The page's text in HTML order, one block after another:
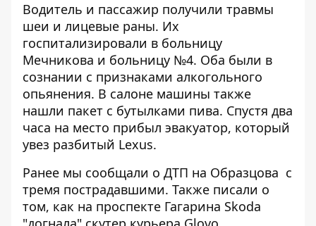
Водитель и пассажир получили травмы
шеи и лицевые раны. Их
госпитализировали в больницу
Мечникова и больницу №4. Оба были в
сознании с признаками алкогольного
опьянения. В салоне машины также
нашли пакет с бутылками пива. Спустя два
часа на место прибыл эвакуатор, который
увез разбитый Lexus.
Ранее мы сообщали о ДТП на Образцова с
тремя пострадавшими. Также писали о
том, как на проспекте Гагарина Skoda